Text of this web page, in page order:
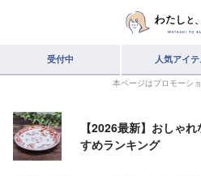
受付中 人気アイ
本ページはプロモーシ
【2026最新】おしゃ
すめランキング